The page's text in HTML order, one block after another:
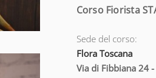
Corso Fiorista
Sede del corso:
Flora Toscana
Via di Fibbiana 24